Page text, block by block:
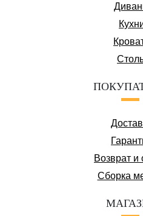
Возврат и
Сборка